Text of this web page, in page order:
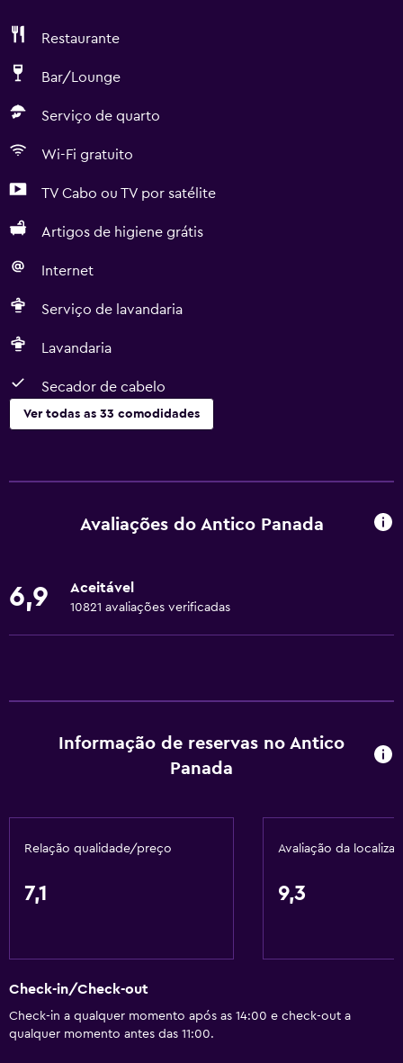
Restaurante
Bar/Lounge
Serviço de quarto
Wi-Fi gratuito
TV Cabo ou TV por satélite
Artigos de higiene grátis
Internet
Serviço de lavandaria
Lavandaria
Secador de cabelo
Ver todas as 33 comodidades
Serviço de despertador
Serviço de quarto
Internet
Artigos de higiene grátis
Aquecimento
Casa de banho
Secador de cabelo
Vaso sanitário
Chuveiro
Avaliações do Antico Panada
6,9 Aceitável
10821 avaliações verificadas
Informação de reservas no Antico
Panada
Relação qualidade/preço
7,1
Avaliação da
9,3
Check-in/Check-out
Check-in a qualquer momento após as 14:00 e check-out a
qualquer momento antes das 11:00.